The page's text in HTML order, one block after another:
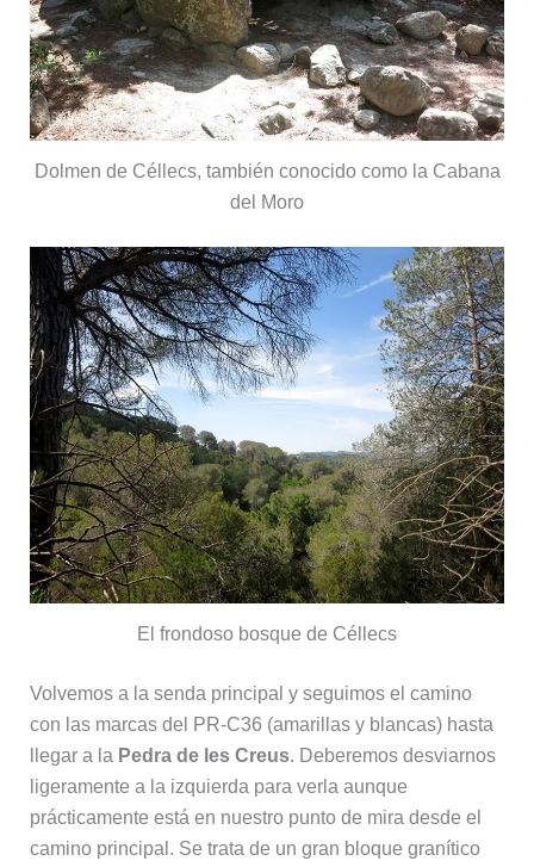
Dolmen de Céllecs, también conocido como la Cabana
del Moro
El frondoso bosque de Céllecs
Volvemos a la senda principal y seguimos el camino
con las marcas del PR-C36 (amarillas y blancas) hasta
llegar a la Pedra de les Creus. Deberemos desviarnos
ligeramente a la izquierda para verla aunque
prácticamente está en nuestro punto de mira desde el
camino principal. Se trata de un gran bloque granítico